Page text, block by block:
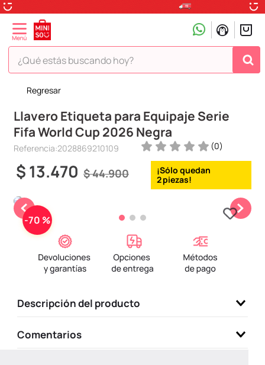
¿Qué estás buscando hoy?
Regresar
Llavero Etiqueta para Equipaje Serie
Fifa World Cup 2026 Negra
Referencia:2028869210109 (0)
$44.900
$13.470 2
-70 %
Descripción del producto
Comentarios
TÉRMINOS MÁS BUSCADOS
1 .
peluche
2.
hello kitty
3.
snoopy
4.
ositos cariñositos
5.
6.
disney
termos
toy story
10. one piece